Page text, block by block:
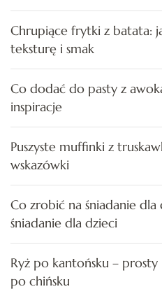
Chrupiące frytki z batata:
teksturę i smak
Co dodać do pasty z
inspiracje
Puszyste muffinki z
wskazówki
Co zrobić na śniadanie dla
śniadanie dla dzieci
Ryż po kantońsku –
po chińsku